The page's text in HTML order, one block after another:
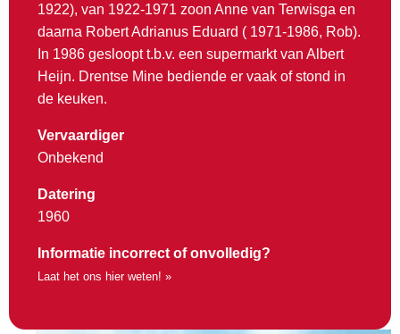
1922), van 1922-1971 zoon Anne van Terwisga en
daarna Robert Adrianus Eduard ( 1971-1986, Rob).
In 1986 gesloopt t.b.v. een supermarkt van Albert
Heijn. Drentse Mine bediende er vaak of stond in
de keuken.
Vervaardiger
Onbekend
Datering
1960
Informatie incorrect of onvolledig?
Laat het ons hier weten! »